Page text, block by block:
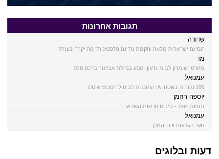
תגובות אחרונות
שדודה
"נסיגה ישראלית מלאה והקמת מדינה פלסטינית" מה יקרה בעזה?
מד
מחרסי שומרון לבית גדעון: מסע בנחלת אביעזר ברכס סלע
עמנואל
100 נקודות בשטחי A: התוכנית לביטול הסכמי אוסלו
יוספה רחמן
תמונת מצב - סיכום חדשות השבוע
עמנואל
נוער הגבעות ודוד המלך
דעות ובלוגים